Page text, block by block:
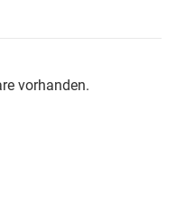
vorhanden.